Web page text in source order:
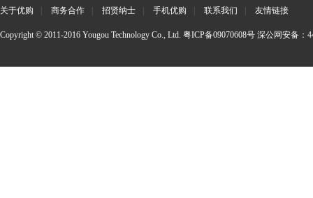
关于优购 商务合作 招贤纳士 手机优购 联系我们 友情链接
Copyright © 2011-2016 Yougou Technology Co., Ltd. 粤ICP备09070608号 深公网安备：